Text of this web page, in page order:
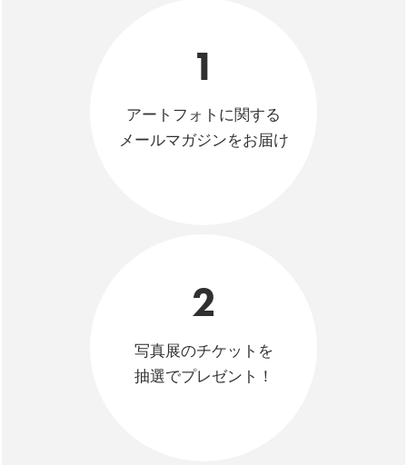
1
アートフォトに関する
メールマガジンをお届け
2
写真展のチケットを
抽選でプレゼント！